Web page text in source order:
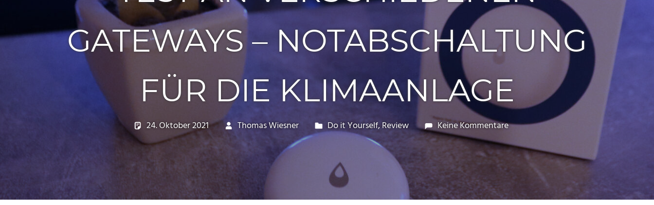
GATEWAYS – NOTABSCHALTUNG
FÜR DIE KLIMAANLAGE
24. Oktober 2021 Thomas Wiesner Do it Yourself,Review Keine Kommentare